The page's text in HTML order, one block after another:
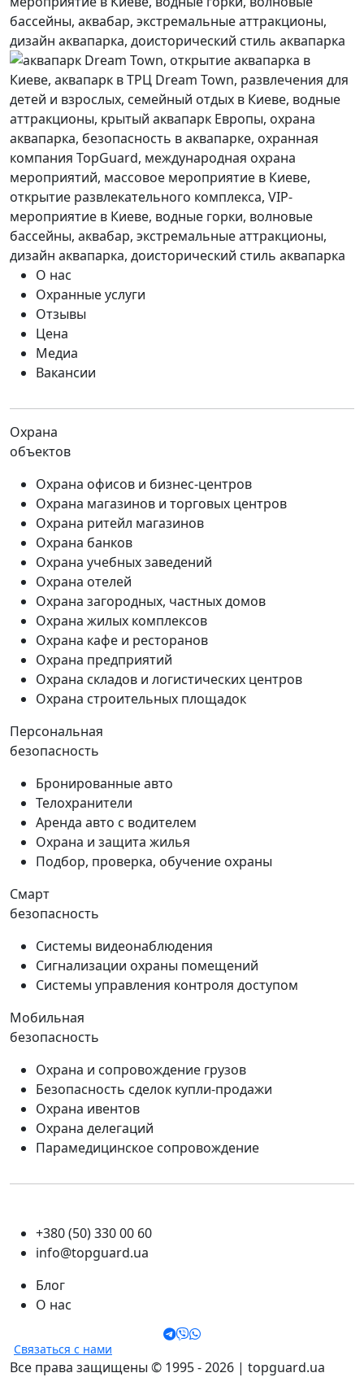
О нас
Охранные услуги
Отзывы
Цена
Медиа
Вакансии
Охрана
объектов
Охрана офисов и бизнес-центров
Охрана магазинов и торговых центров
Охрана ритейл магазинов
Охрана банков
Охрана учебных заведений
Охрана отелей
Охрана загородных, частных домов
Охрана жилых комплексов
Охрана кафе и ресторанов
Охрана предприятий
Охрана складов и логистических центров
Охрана строительных площадок
Персональная
безопасность
Бронированные авто
Телохранители
Аренда авто с водителем
Охрана и защита жилья
Подбор, проверка, обучение охраны
Смарт
безопасность
Системы видеонаблюдения
Сигнализации охраны помещений
Системы управления контроля доступом
Мобильная
безопасность
Охрана и сопровождение грузов
Безопасность сделок купли-продажи
Охрана ивентов
Охрана делегаций
Парамедицинское сопровождение
+380 (50) 330 00 60
info@topguard.ua
Блог
О нас
Связаться с нами
Все права защищены © 1995 - 2026 | topguard.ua